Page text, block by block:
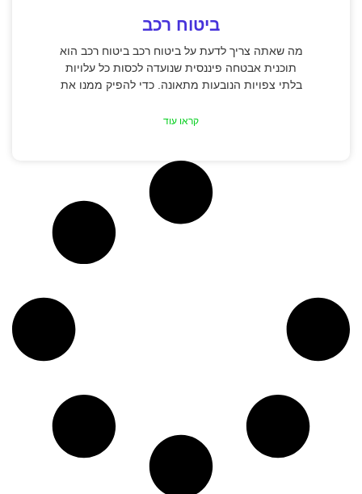
ביטוח רכב
מה שאתה צריך לדעת על ביטוח רכב ביטוח רכב הוא
תוכנית אבטחה פיננסית שנועדה לכסות כל עלויות
בלתי צפויות הנובעות מתאונה. כדי להפיק ממנו את
קראו עוד